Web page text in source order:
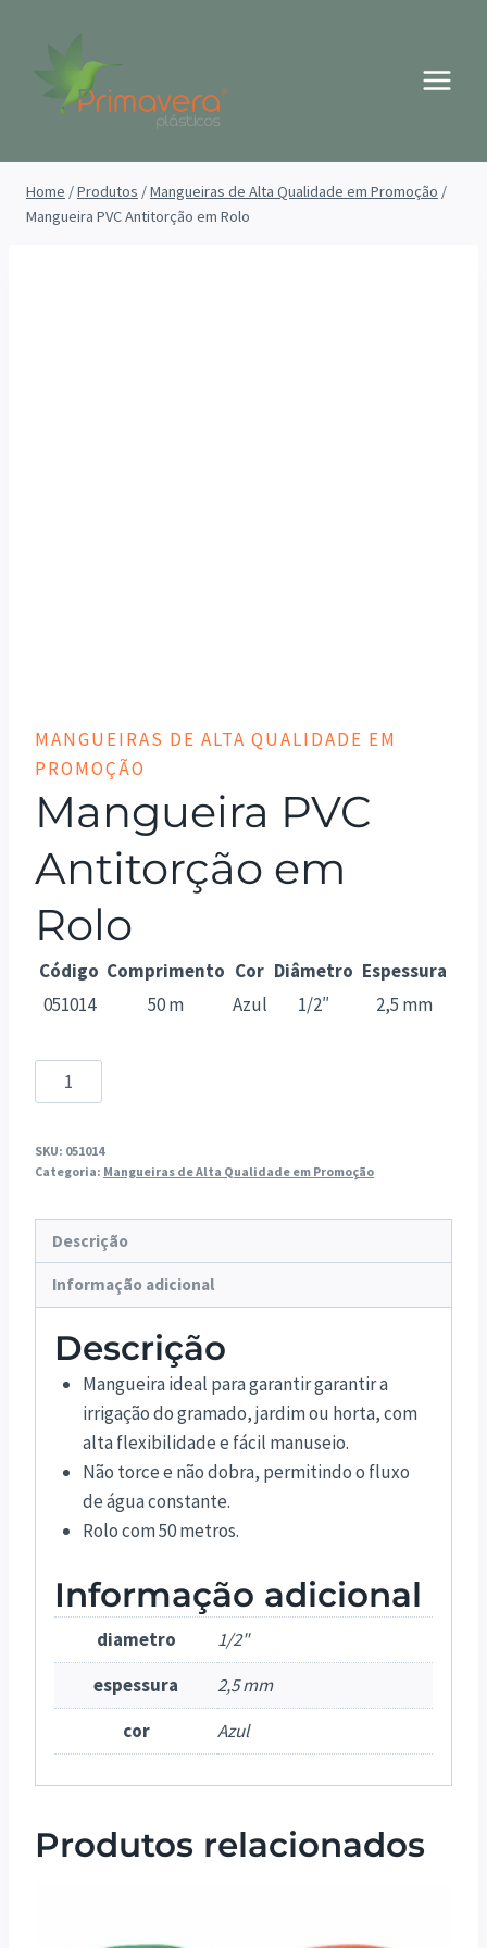
Conteúdo
Home /Produtos /Mangueiras de Alta Qualidade em Promoção /
Mangueira PVC Antitorção em Rolo
MANGUEIRAS DE ALTA QUALIDADE EM
PROMOÇÃO
Mangueira PVC
Antitorção em
Rolo
Código Comprimento Cor Diâmetro Espessura
051014
50 m Azul 1/2″ 2,5 mm
Mangueira
PVC
em
quantidade
SKU: 051014
Categoria: Mangueiras de Alta Qualidade em Promoção
Descrição
Informação adicional
Descrição
Mangueira ideal para garantir garantir a
irrigação do gramado, jardim ou horta, com
alta flexibilidade e fácil manuseio.
Não torce e não dobra, permitindo o fluxo
de água constante.
Rolo com 50 metros.
Informação adicional
diametro
1/2"
espessura
2,5 mm
cor
Azul
Produtos relacionados